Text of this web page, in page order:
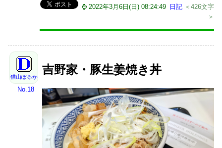
⌚ 2022年3月6日(日) 08:24:49 日記 ＜426文字
＞
猫山ぽるか
No.18
吉野家・豚生姜焼き丼